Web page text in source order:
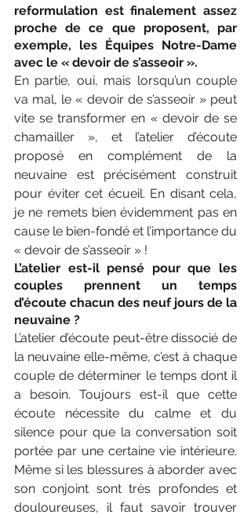
reformulation est finalement assez
proche de ce que proposent, par
exemple, les Équipes Notre-Dame
avec le « devoir de s’asseoir ».
En partie, oui, mais lorsqu’un couple
va mal, le « devoir de s’asseoir » peut
vite se transformer en « devoir de se
chamailler », et l’atelier d’écoute
proposé en complément de la
neuvaine est précisément construit
pour éviter cet écueil. En disant cela,
je ne remets bien évidemment pas en
cause le bien-fondé et l’importance du
« devoir de s’asseoir » !
L’atelier est-il pensé pour que les
couples prennent un temps
d’écoute chacun des neuf jours de la
neuvaine ?
L’atelier d’écoute peut-être dissocié de
la neuvaine elle-même, c’est à chaque
couple de déterminer le temps dont il
a besoin. Toujours est-il que cette
écoute nécessite du calme et du
silence pour que la conversation soit
portée par une certaine vie intérieure.
­Même si les blessures à aborder avec
son conjoint sont très profondes et
douloureuses, il faut savoir trouver